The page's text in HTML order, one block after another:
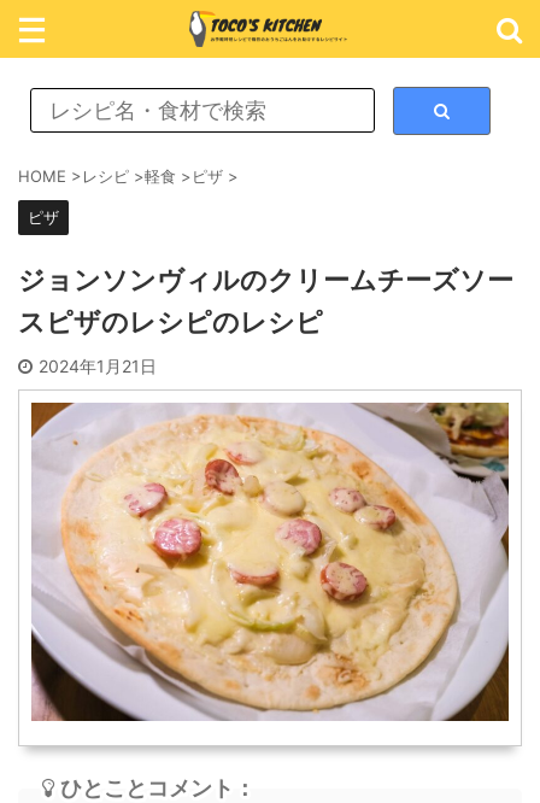
レシピ検索
おかず
めん類
スイーツ
スープ
軽食
HOME >レシピ >軽食 >ピザ >
ピザ
ジョンソンヴィルのクリームチーズソー
スピザのレシピのレシピ
2024年1月21日
ひとことコメント：